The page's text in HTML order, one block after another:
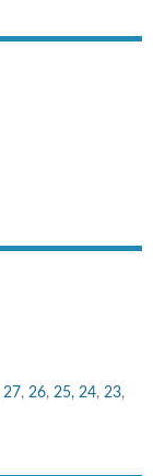
27, 26, 25, 24, 23,